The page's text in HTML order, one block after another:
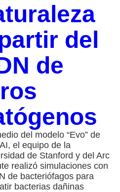
del
de
del modelo “Evo” de
el equipo de la
de Stanford y del Arc
realizó simulaciones con
de bacteriófagos para
bacterias dañinas